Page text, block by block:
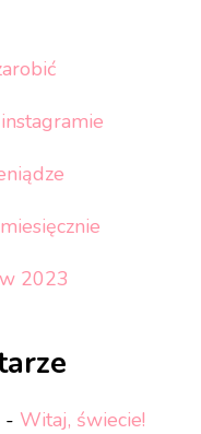
2023
- Witaj, świecie!